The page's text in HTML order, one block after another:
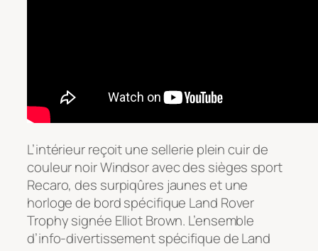
L’intérieur reçoit une sellerie plein cuir de
couleur noir Windsor avec des sièges sport
Recaro, des surpiqûres jaunes et une
horloge de bord spécifique Land Rover
Trophy signée Elliot Brown. L’ensemble
d’info-divertissement spécifique de Land